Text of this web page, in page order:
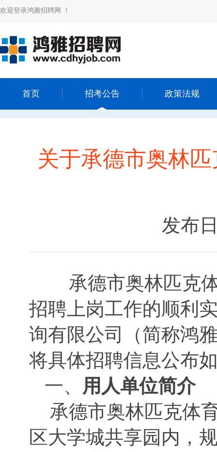
欢迎登录鸿雅招聘网 ！
首页 招考公告 政策法规
关于承德市奥林
发布
承德市奥林匹克
招聘上岗工作的顺利
询有限公司（简称鸿
将具体招聘信息公布
一、 用人单位简介
承德市奥林匹克体
区大学城共享园内，